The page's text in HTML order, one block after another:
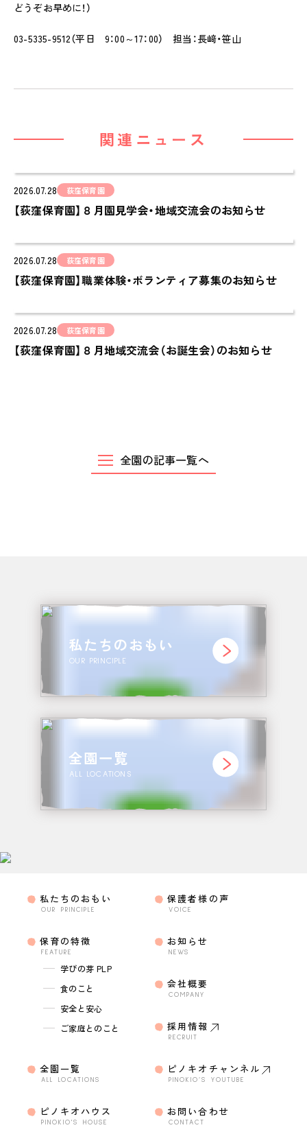
保護者様の声
VOICE
RECRUIT
ピノキオチャンネル
お問い合わせ
CONTACT
どうぞお早めに！）
03-5335-9512（平日 9：00～17：00） 担当：長﨑・笹山
関連ニュース
2026.07.28 荻窪保育園
【荻窪保育園】８月園見学会・地域交流会のお知らせ
2026.07.28 荻窪保育園
【荻窪保育園】職業体験・ボランティア募集のお知らせ
2026.07.28 荻窪保育園
【荻窪保育園】８月地域交流会（お誕生会）のお知らせ
全園の記事一覧へ
私たちのおもい
OUR PRINCIPLE
全園一覧
ALL LOCATIONS
私たちのおもい
OUR PRINCIPLE
保育の特徴
FEATURE
学びの芽 PLP
食のこと
安全と安心
ご家庭とのこと
全園一覧
ALL LOCATIONS
ピノキオハウス
PINOKIO'S HOUSE
保護者様の声
VOICE
お知らせ
NEWS
会社概要
COMPANY
採用情報
RECRUIT
ピノキオチャンネル
PINOKIO’S YOUTUBE
お問い合わせ
CONTACT